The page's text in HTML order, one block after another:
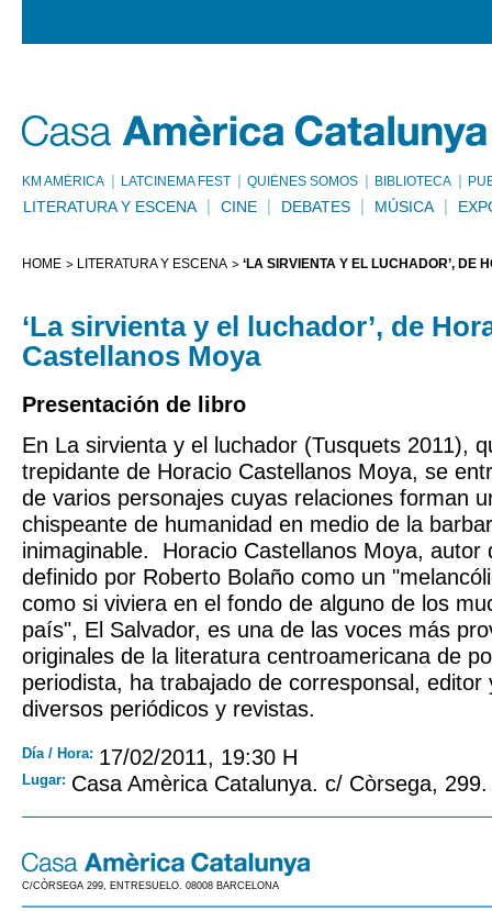
KM AMÈRICA LATCINEMA FEST QUIÉNES SOMOS BIBLIOTECA
LITERATURA Y ESCENA CINE DEBATES MÚSICA
HOME LITERATURA Y ESCENA ‘LA SIRVIENTA Y EL LUCHADOR’, DE
‘La sirvienta y el luchador’, de
Castellanos Moya
Presentación de libro
En La sirvienta y el luchador (Tusquets 2011),
trepidante de Horacio Castellanos Moya, se
de varios personajes cuyas relaciones forman
chispeante de humanidad en medio de la
inimaginable. Horacio Castellanos Moya, autor
definido por Roberto Bolaño como un
como si viviera en el fondo de alguno de los
país", El Salvador, es una de las voces más
originales de la literatura centroamericana de
periodista, ha trabajado de corresponsal, editor
diversos periódicos y revistas.
Día / Hora: 17/02/2011, 19:30 H
Lugar: Casa Amèrica Catalunya. c/ Còrsega,
C/CÒRSEGA 299, ENTRESUELO. 08008 BARCELONA